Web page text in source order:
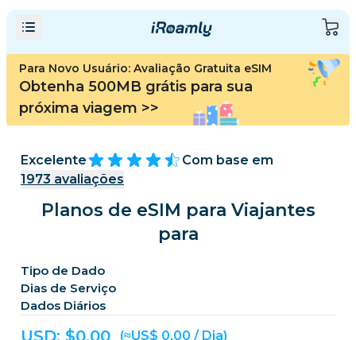
Para Novo Usuário: Avaliação Gratuita eSIM
Obtenha 500MB grátis para sua
próxima viagem >>
Excelente
Com base em
1973 avaliações
Planos de eSIM para Viajantes
para
Tipo de Dado
Dias de Serviço
Dados Diários
USD: $0,00 (≈US$ 0,00 / Dia)